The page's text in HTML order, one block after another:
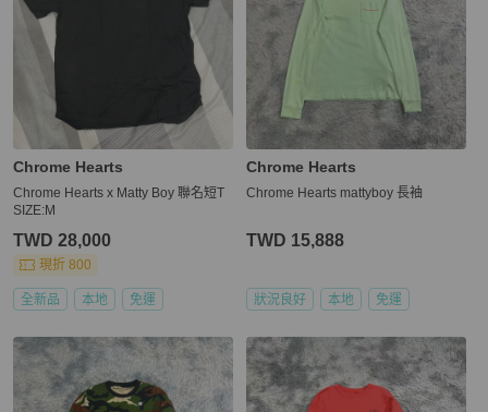
Chrome Hearts
Chrome Hearts x Matty Boy 聯名短T
SIZE:M
TWD 28,000
現折 800
全新品 本地 免運
Chrome Hearts
Chrome Hearts mattyboy 長袖
TWD 15,888
狀況良好 本地 免運